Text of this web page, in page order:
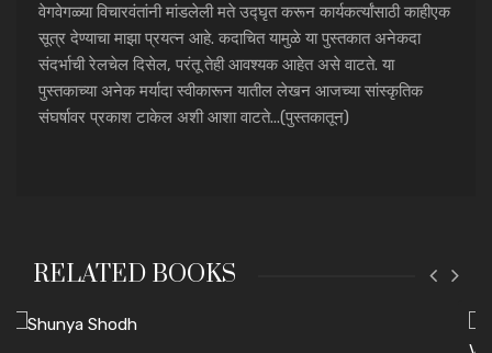
वेगवेगळ्या विचारवंतांनी मांडलेली मते उद्घृत करून कार्यकर्त्यांसाठी काहीएक
सूत्र देण्याचा माझा प्रयत्न आहे. कदाचित यामुळे या पुस्तकात अनेकदा
संदर्भाची रेलचेल दिसेल, परंतू तेही आवश्यक आहेत असे वाटते. या
पुस्तकाच्या अनेक मर्यादा स्वीकारून यातील लेखन आजच्या सांस्कृतिक
संघर्षावर प्रकाश टाकेल अशी आशा वाटते...(पुस्तकातून)
RELATED BOOKS